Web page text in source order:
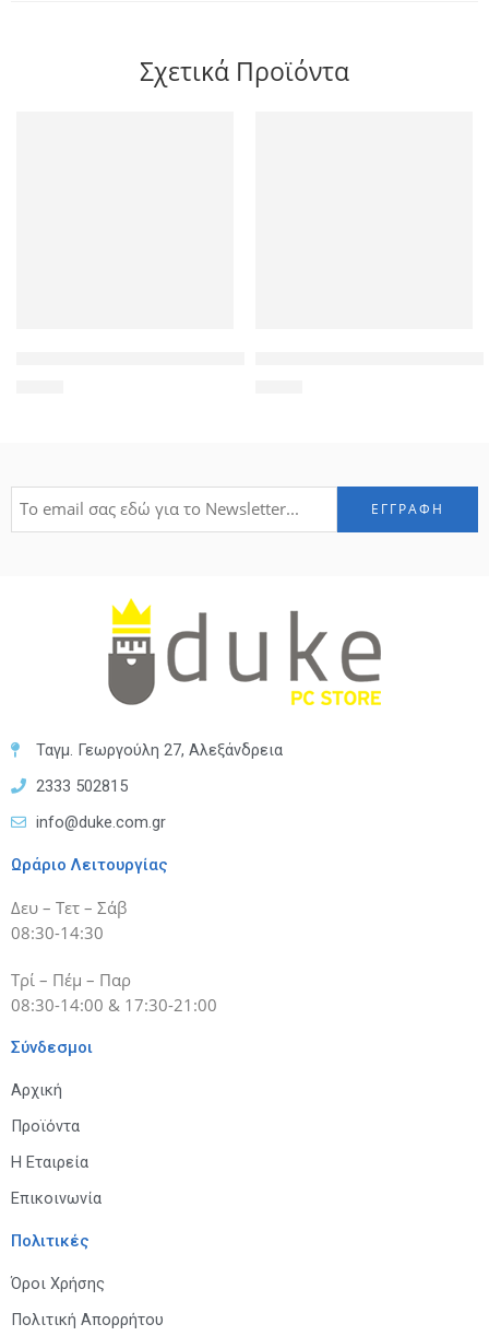
Σχετικά Προϊόντα
Ταγμ. Γεωργούλη 27, Αλεξάνδρεια
2333 502815
info@duke.com.gr
Ωράριο Λειτουργίας
Δευ – Τετ – Σάβ
08:30-14:30
Τρί – Πέμ – Παρ
08:30-14:00 & 17:30-21:00
Σύνδεσμοι
Αρχική
Προϊόντα
Η Εταιρεία
Επικοινωνία
Πολιτικές
Όροι Χρήσης
Πολιτική Απορρήτου